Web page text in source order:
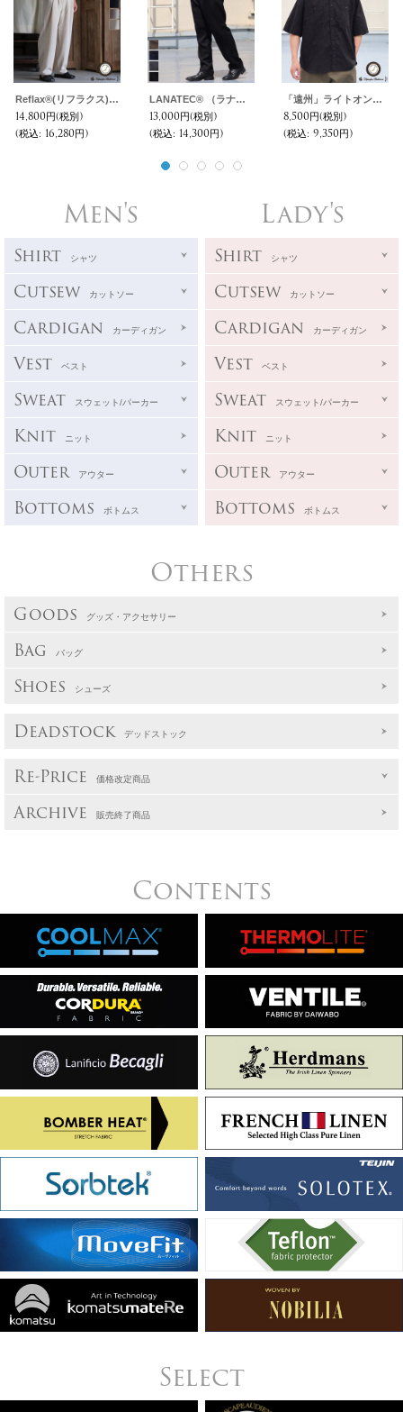
Reflax®(リフラクス) TECH リネンライクキャンバス 2タック ペグトップ ワイドテーパード イージーパンツ【MADE IN JAPAN】『日本製』/ Upscape Audience
14,800円(税別)
(税込: 16,280円)
LANATEC® （ラナテック）LEI （ レイ ）TECH ウールライク カルゼ 2タック イージーテーパードパンツ【MADE IN JAPAN】『日本製』【送料無料】/ Upscape Audience
13,000円(税別)
(税込: 14,300円)
「遠州」ライトオンス オーバーダイポプリン Wポケット ハーフスリーブ ワークシャツ【MADE IN JAPAN】『日本製』/ Upscape Audience
8,500円(税別)
(税込: 9,350円)
Men's
Shirt シャツ
Cutsew カットソー
Cardigan カーディガン
Vest ベスト
Sweat スウェット/パーカー
Knit ニット
Outer アウター
Bottoms ボトムス
Lady's
Shirt シャツ
Cutsew カットソー
Cardigan カーディガン
Vest ベスト
Sweat スウェット/パーカー
Knit ニット
Outer アウター
Bottoms ボトムス
Others
Goods グッズ・アクセサリー
Bag バッグ
Shoes シューズ
Deadstock デッドストック
Re-Price 価格改定商品
Archive 販売終了商品
Contents
Select